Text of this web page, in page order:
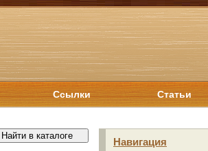
Ссылки Статьи
Навигация